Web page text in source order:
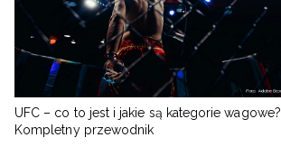
UFC – co to jest i jakie są kategorie wagowe?
Kompletny przewodnik